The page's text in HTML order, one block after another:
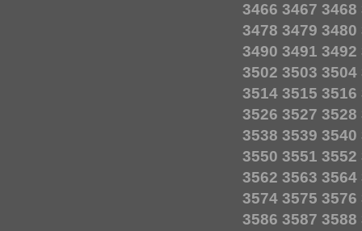
3466 3467 3468
3478 3479 3480
3490 3491 3492
3502 3503 3504
3514 3515 3516
3526 3527 3528
3538 3539 3540
3550 3551 3552
3562 3563 3564
3574 3575 3576
3586 3587 3588